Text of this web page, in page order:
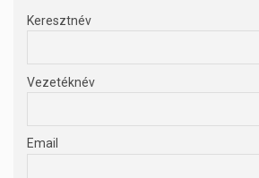
Keresztnév
Vezetéknév
Email